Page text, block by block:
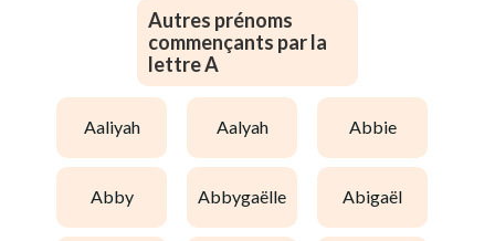
Autres prénoms
commençants par la
lettre A
aaliyah aalyah abbie
abby abbygaëlle abigaël